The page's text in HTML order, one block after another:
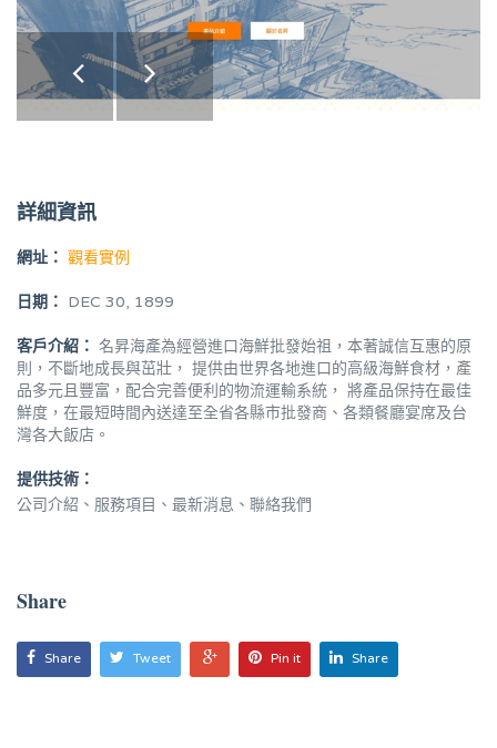
詳細資訊
網址： 觀看實例
日期： DEC 30, 1899
客戶介紹： 名昇海產為經營進口海鮮批發始祖，本著誠信互惠的原
則，不斷地成長與茁壯， 提供由世界各地進口的高級海鮮食材，產
品多元且豐富，配合完善便利的物流運輸系統， 將產品保持在最佳
鮮度，在最短時間內送達至全省各縣市批發商、各類餐廳宴席及台
灣各大飯店。
提供技術：
公司介紹、服務項目、最新消息、聯絡我們
Share
Share Tweet Pin it Share